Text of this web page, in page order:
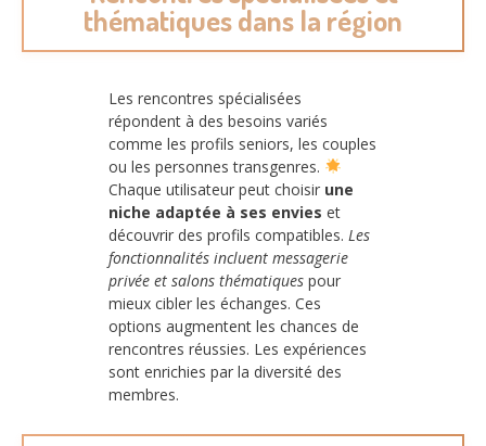
thématiques dans la région
Les rencontres spécialisées
répondent à des besoins variés
comme les profils seniors, les couples
ou les personnes transgenres.
Chaque utilisateur peut choisir une
niche adaptée à ses envies et
découvrir des profils compatibles. Les
fonctionnalités incluent messagerie
privée et salons thématiques pour
mieux cibler les échanges. Ces
options augmentent les chances de
rencontres réussies. Les expériences
sont enrichies par la diversité des
membres.